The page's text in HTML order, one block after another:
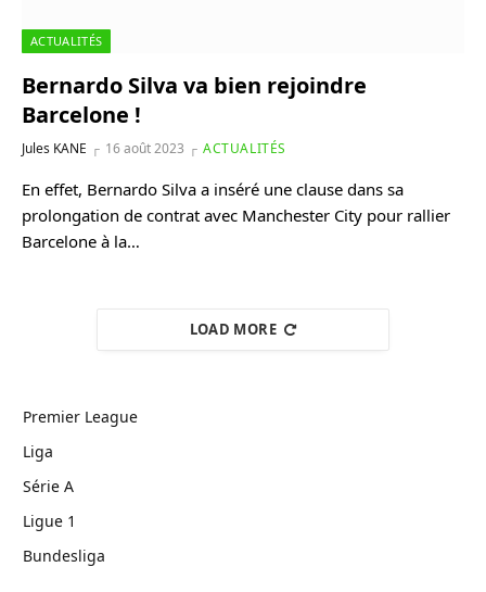
ACTUALITÉS
Bernardo Silva va bien rejoindre
Barcelone !
Jules KANE 16 août 2023 ACTUALITÉS
En effet, Bernardo Silva a inséré une clause dans sa
prolongation de contrat avec Manchester City pour rallier
Barcelone à la…
LOAD MORE
Premier League
Liga
Série A
Ligue 1
Bundesliga